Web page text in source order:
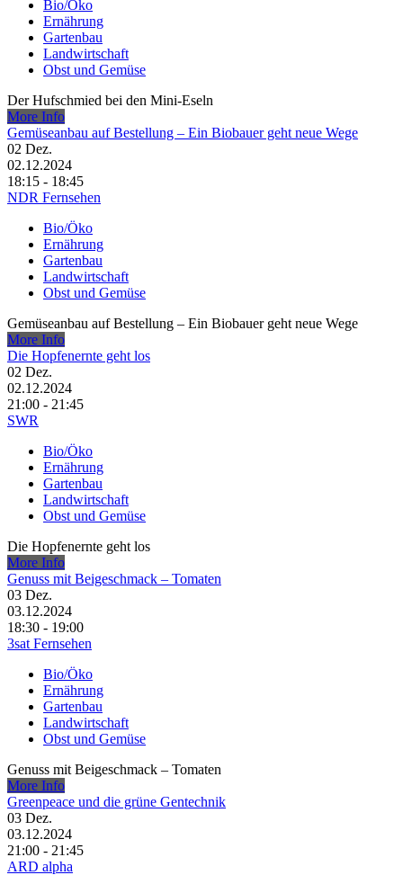
Bio/Öko
Ernährung
Gartenbau
Landwirtschaft
Obst und Gemüse
Der Hufschmied bei den Mini-Eseln
More Info
Gemüseanbau auf Bestellung – Ein Biobauer geht neue Wege
02 Dez.
02.12.2024
18:15 - 18:45
NDR Fernsehen
Bio/Öko
Ernährung
Gartenbau
Landwirtschaft
Obst und Gemüse
Gemüseanbau auf Bestellung – Ein Biobauer geht neue Wege
More Info
Die Hopfenernte geht los
02 Dez.
02.12.2024
21:00 - 21:45
SWR
Bio/Öko
Ernährung
Gartenbau
Landwirtschaft
Obst und Gemüse
Die Hopfenernte geht los
More Info
Genuss mit Beigeschmack – Tomaten
03 Dez.
03.12.2024
18:30 - 19:00
3sat Fernsehen
Bio/Öko
Ernährung
Gartenbau
Landwirtschaft
Obst und Gemüse
Genuss mit Beigeschmack – Tomaten
More Info
Greenpeace und die grüne Gentechnik
03 Dez.
03.12.2024
21:00 - 21:45
ARD alpha